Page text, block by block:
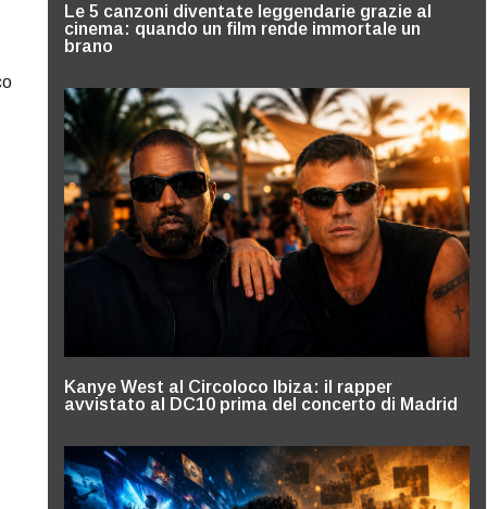
Le 5 canzoni diventate leggendarie grazie al
cinema: quando un film rende immortale un
brano
Kanye West al Circoloco Ibiza: il rapper
avvistato al DC10 prima del concerto di Madrid